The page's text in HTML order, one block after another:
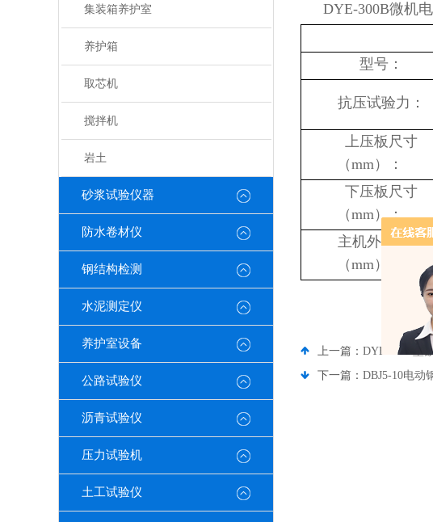
集装箱养护室
养护箱
取芯机
搅拌机
岩土
砂浆试验仪器
防水卷材仪
钢结构检测
水泥测定仪
养护室设备
公路试验仪
沥青试验仪
压力试验机
土工试验仪
DYE-300B微机
型号：
抗压试验力：
上压板尺寸
（mm）：
下压板尺寸
（mm）：
主机外形尺寸
（mm）：
上一篇： DYE-2000型
下一篇： DBJ5-10电动